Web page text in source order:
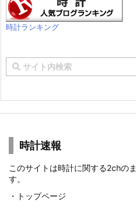
時計ランキング
時計速報
このサイトは時計に関する2chの
す。
・ トップページ